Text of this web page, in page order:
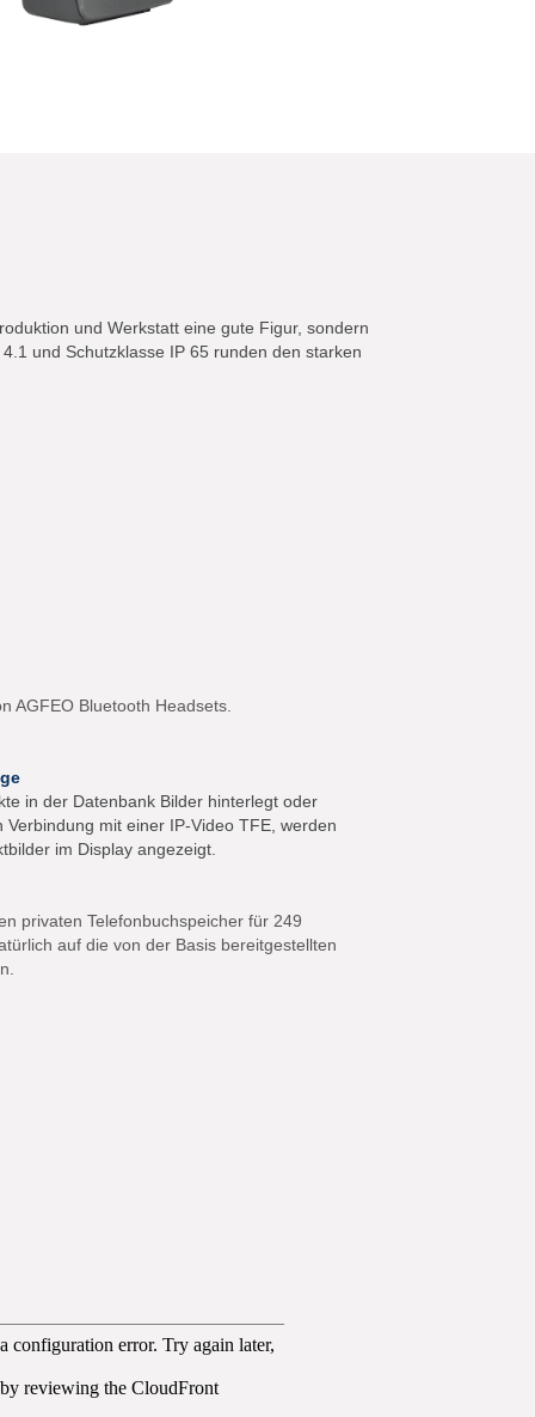
und Werkstatt eine gute Figur, sondern
und Schutzklasse IP 65 runden den starken
AGFEO Bluetooth Headsets.
in der Datenbank Bilder hinterlegt oder
Verbindung mit einer IP-Video TFE, werden
im Display angezeigt.
privaten Telefonbuchspeicher für 249
auf die von der Basis bereitgestellten